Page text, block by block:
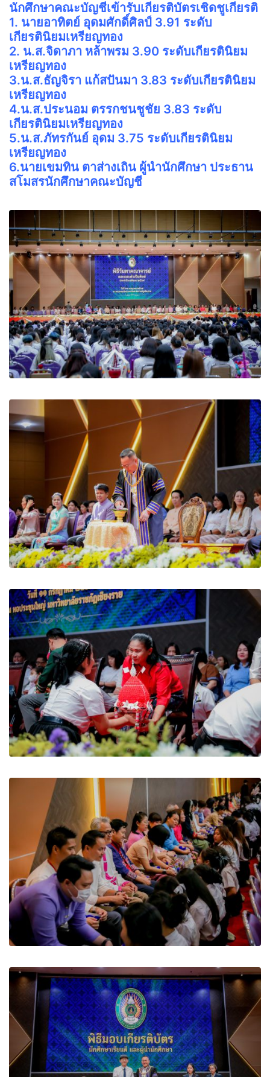
นักศึกษาคณะบัญชีเข้ารับเกียรติบัตรเชิดชูเกียรติ
1. นายอาทิตย์ อุดมศักดิ์ศิลป์ 3.91 ระดับ
เกียรตินิยมเหรียญทอง
2. น.ส.จิดาภา หล้าพรม 3.90 ระดับเกียรตินิยม
เหรียญทอง
3.น.ส.ธัญจิรา แก้สปันมา 3.83 ระดับเกียรตินิยม
เหรียญทอง
4.น.ส.ประนอม ตรรกชนชูชัย 3.83 ระดับ
เกียรตินิยมเหรียญทอง
5.น.ส.ภัทรกันย์ อุดม 3.75 ระดับเกียรตินิยม
เหรียญทอง
6.นายเขมทิน ตาส่างเถิน ผู้นำนักศึกษา ประธาน
สโมสรนักศึกษาคณะบัญชี